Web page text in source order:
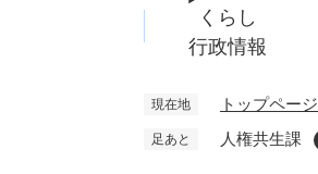
くらし
行政情報
現在地 トップページ
足あと 人権共生課